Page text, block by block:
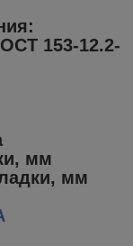
153-12.2-
мм
мм